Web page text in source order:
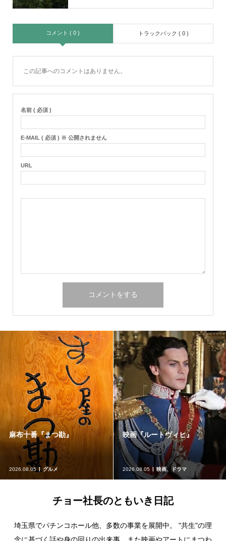
コメント ( 0 ) トラックバック ( 0 )
この記事へのコメントはありません。
名前 ( 必須 )
E-MAIL ( 必須 ) ※ 公開されません
URL
麻布十番『まつ勘』
2026.08.05 グルメ
映画『ルートヴィヒ』
2026.08.05 映画、ドラマ
チョー社長のともいき日記
埼玉県でパチンコホール他、多数の事業を展開中。 "共生"の理